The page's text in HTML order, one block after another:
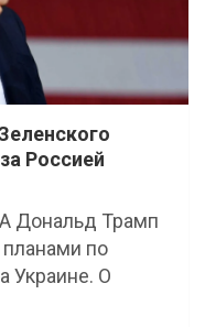
Россией
Дональд Трамп
по
Украине. О